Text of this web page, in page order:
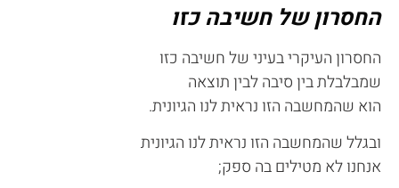
החסרון של חשיבה כזו
החסרון העיקרי בעיני של חשיבה כזו
שמבלבלת בין סיבה לבין תוצאה
הוא שהמחשבה הזו נראית לנו הגיונית.
ובגלל שהמחשבה הזו נראית לנו הגיונית
אנחנו לא מטילים בה ספק;